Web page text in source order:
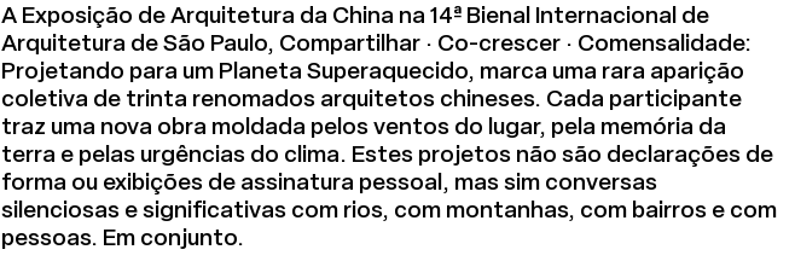
A Exposição de Arquitetura da China na 14ª Bienal Internacional de
Arquitetura de São Paulo, Compartilhar · Co-crescer · Comensalidade:
Projetando para um Planeta Superaquecido, marca uma rara aparição
coletiva de trinta renomados arquitetos chineses. Cada participante
traz uma nova obra moldada pelos ventos do lugar, pela memória da
terra e pelas urgências do clima. Estes projetos não são declarações de
forma ou exibições de assinatura pessoal, mas sim conversas
silenciosas e significativas com rios, com montanhas, com bairros e com
pessoas. Em conjunto.